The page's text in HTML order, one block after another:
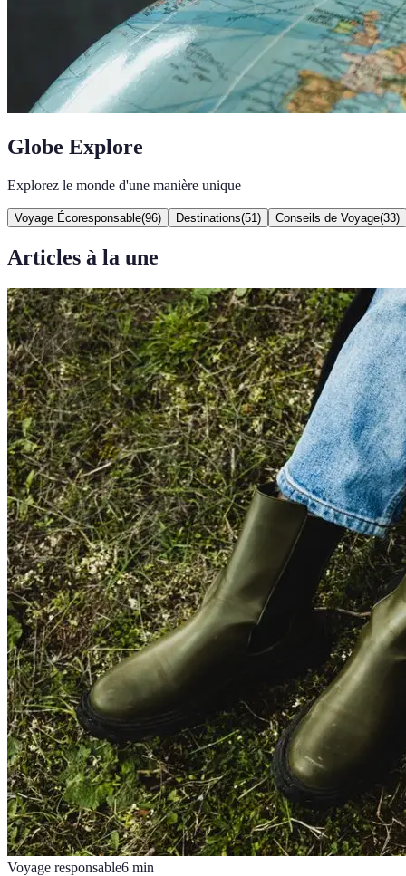
Globe Explore
Explorez le monde d'une manière unique
Voyage Écoresponsable(96) Destinations(51 ) Conseils de Voyage(33)
Articles à la une
Voyage responsable6 min